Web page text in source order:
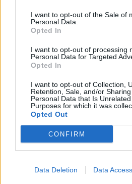
I want to opt-out of the Sale of
Personal Data.
Opted In
I want to opt-out of processing
Personal Data for Targeted
Opted In
I want to opt-out of Collection,
Retention, Sale, and/or
Personal Data that Is
Purposes for which it was
Opted Out
CONFIRM
Data Deletion Data Access
Új korszak a Sepsi OSK II-nél,
jövő csapata
11:24
Székelyföldi játékosokkal
FOTE-ra
MÉG TÖBB